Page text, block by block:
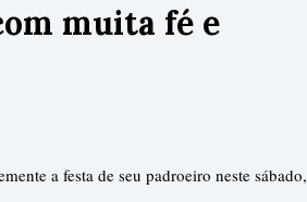
muita fé e
a festa de seu padroeiro neste sábado,